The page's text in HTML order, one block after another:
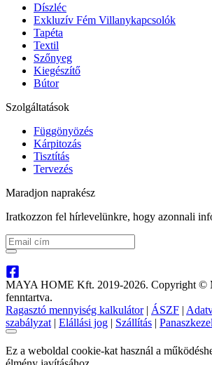
Díszléc
Exkluzív Fém Villanykapcsolók
Tapéta
Textil
Szőnyeg
Kiegészítő
Bútor
Szolgáltatások
Függönyözés
Kárpitozás
Tisztítás
Tervezés
Maradjon naprakész
Iratkozzon fel hírlevelünkre, hogy azonnali
MAYA HOME Kft. 2019-2026. Copyright ©
fenntartva.
Ragasztó mennyiség kalkulátor | ÁSZF |
szabályzat | Elállási jog | Szállítás |
Ez a weboldal cookie-kat használ a